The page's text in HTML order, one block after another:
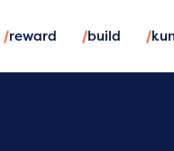
/reward /build /